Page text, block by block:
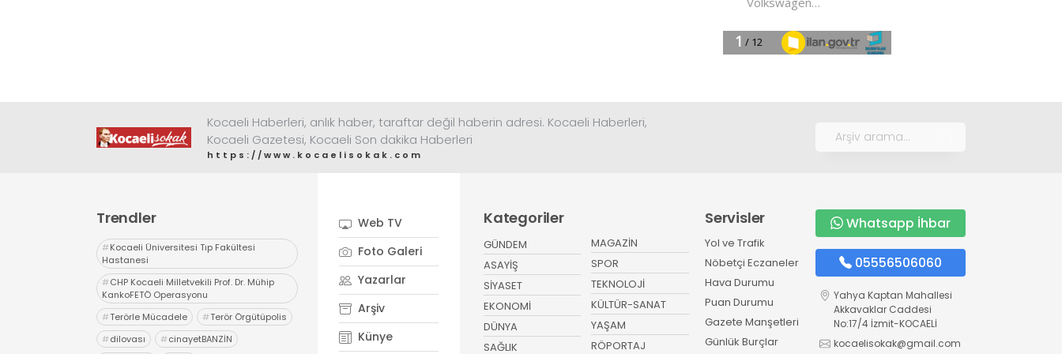
Kocaeli Haberleri, anlık haber, taraftar değil haberin adresi. Kocaeli Haberleri,
Kocaeli Gazetesi, Kocaeli Son dakika Haberleri
https://www.kocaelisokak.com
Trendler
#Kocaeli Üniversitesi Tıp Fakültesi
Hastanesi
#CHP Kocaeli Milletvekili Prof. Dr. Mühip
KankoFETÖ Operasyonu
#Terörle Mücadele #Terör Örgütüpolis
#dilovası #cinayetBANZİN
Web TV
Foto Galeri
Yazarlar
Arşiv
Künye
Kategoriler
GÜNDEM
ASAYİŞ
SİYASET
EKONOMİ
DÜNYA
SAĞLIK
MAGAZİN
SPOR
TEKNOLOJİ
KÜLTÜR-SANAT
YAŞAM
RÖPORTAJ
Servisler
Yol ve Trafik
Nöbetçi Eczaneler
Hava Durumu
Puan Durumu
Gazete Manşetleri
Günlük Burçlar
Whatsapp İhbar
05556506060
Yahya Kaptan Mahallesi
Akkavaklar Caddesi
No:17/4 İzmit-KOCAELİ
kocaelisokak@gmail.com